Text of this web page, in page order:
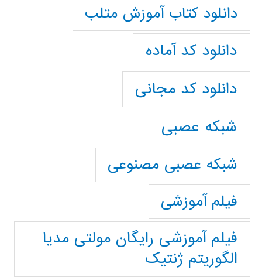
دانلود کتاب آموزش متلب
دانلود کد آماده
دانلود کد مجانی
شبکه عصبی
شبکه عصبی مصنوعی
فیلم آموزشی
فیلم آموزشی رایگان مولتی مدیا
الگوریتم ژنتیک